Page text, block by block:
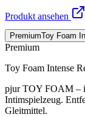
Produkt ansehen
PremiumToy Foam
Premium
Toy Foam Intense
pjur TOY FOAM –
Intimspielzeug.
Gleitmittel.